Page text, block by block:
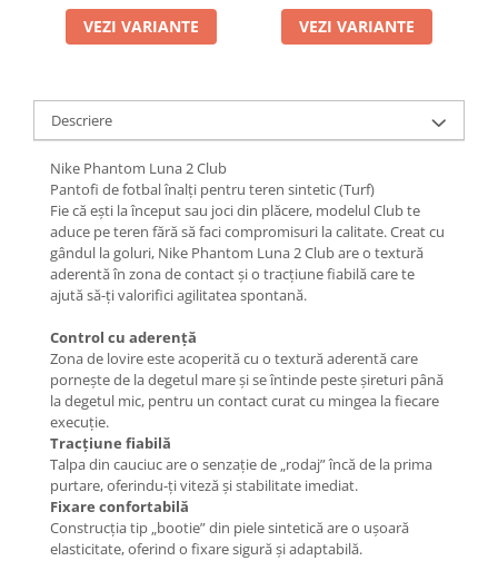
VEZI VARIANTE VEZI VARIANTE
Descriere
Nike Phantom Luna 2 Club
Pantofi de fotbal înalți pentru teren sintetic (Turf)
Fie că ești la început sau joci din plăcere, modelul Club te
aduce pe teren fără să faci compromisuri la calitate. Creat cu
gândul la goluri, Nike Phantom Luna 2 Club are o textură
aderentă în zona de contact și o tracțiune fiabilă care te
ajută să-ți valorifici agilitatea spontană.
Control cu aderență
Zona de lovire este acoperită cu o textură aderentă care
pornește de la degetul mare și se întinde peste șireturi până
la degetul mic, pentru un contact curat cu mingea la fiecare
execuție.
Tracțiune fiabilă
Talpa din cauciuc are o senzație de „rodaj” încă de la prima
purtare, oferindu-ți viteză și stabilitate imediat.
Fixare confortabilă
Construcția tip „bootie” din piele sintetică are o ușoară
elasticitate, oferind o fixare sigură și adaptabilă.